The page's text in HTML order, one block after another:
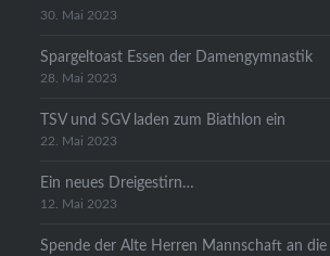
30. Mai 2023
Spargeltoast Essen der Damengymnastik
28. Mai 2023
TSV und SGV laden zum Biathlon ein
22. Mai 2023
Ein neues Dreigestirn…
12. Mai 2023
Spende der Alte Herren Mannschaft an die